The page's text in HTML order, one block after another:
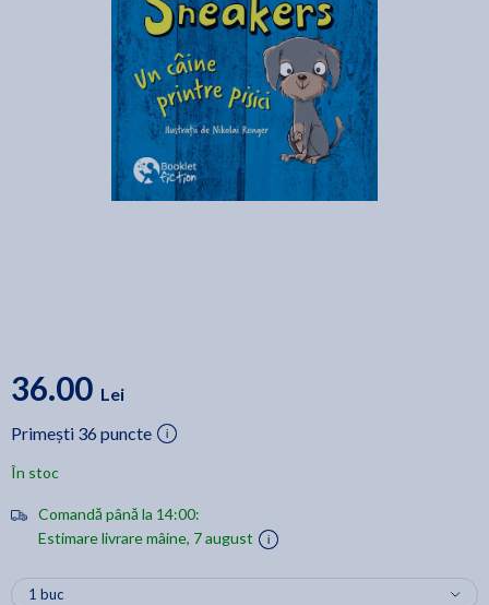
36.00 Lei
Primești 36 puncte
În stoc
Comandă până la 14:00:
Estimare livrare mâine, 7 august